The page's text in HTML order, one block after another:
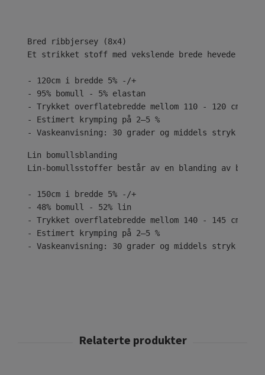
Bred ribbjersey (8x4)
Et strikket stoff med vekslende brede hevede og
- 120cm i bredde 5% -/+
- 95% bomull - 5% elastan
- Trykket overflatebredde mellom 110 - 120 cm
- Estimert krymping på 2–5 %
- Vaskeanvisning: 30 grader og middels stryk
Lin-bomullsstoffer består av en blanding av
- 150cm i bredde 5% -/+
- 48% bomull - 52% lin
- Trykket overflatebredde mellom 140 - 145 cm
- Estimert krymping på 2–5 %
- Vaskeanvisning: 30 grader og middels stryk